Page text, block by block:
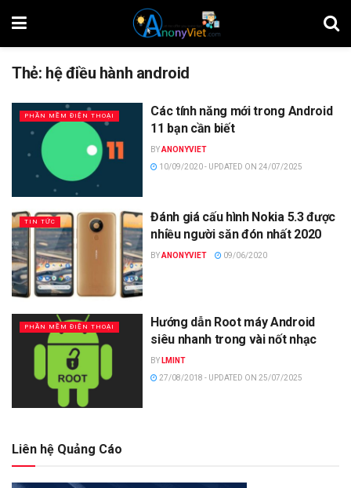
Thẻ: hệ điều hành android
PHẦN MỀM ĐIỆN THOẠI
Các tính năng mới trong Android
11 bạn cần biết
BYANONYVIET
10/09/2020 - UPDATED ON 24/07/2025
TIN TỨC
Đánh giá cấu hình Nokia 5.3 được
nhiều người săn đón nhất 2020
BYANONYVIET 09/06/2020
PHẦN MỀM ĐIỆN THOẠI
Hướng dẫn Root máy Android
siêu nhanh trong vài nốt nhạc
BY LMINT
27/08/2018 - UPDATED ON 25/07/2025
Liên hệ Quảng Cáo